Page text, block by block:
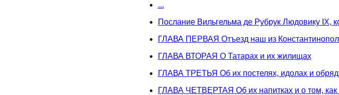
...
Послание Вильгельма де Рубрук Людовику IХ,
ГЛАВА ПЕРВАЯ Отъезд наш из
ГЛАВА ВТОРАЯ О Татарах и их жилищах
ГЛАВА ТРЕТЬЯ Об их постелях, идолах и
ГЛАВА ЧЕТВЕРТАЯ Об их напитках и о том, как